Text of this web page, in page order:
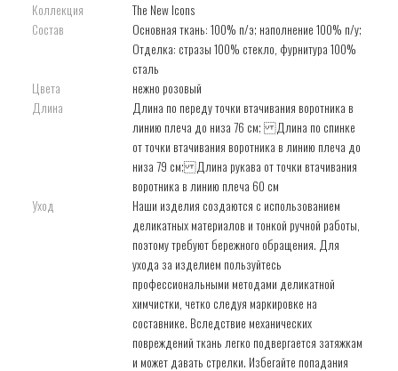
Коллекция
The New Icons
Состав
Основная ткань: 100% п/э; наполнение 100% п/у;
Отделка: стразы 100% стекло, фурнитура 100%
сталь
Цвета
нежно розовый
Длина
Длина по переду точки втачивания воротника в
линию плеча до низа 76 см; Длина по спинке
от точки втачивания воротника в линию плеча до
низа 79 см; Длина рукава от точки втачивания
воротника в линию плеча 60 см
Уход
Наши изделия создаются с использованием
деликатных материалов и тонкой ручной работы,
поэтому требуют бережного обращения. Для
ухода за изделием пользуйтесь
профессиональными методами деликатной
химчистки, четко следуя маркировке на
составнике. Вследствие механических
повреждений ткань легко подвергается затяжкам
и может давать стрелки. Избегайте попадания